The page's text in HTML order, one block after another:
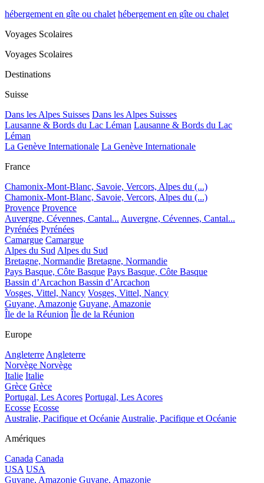
hébergement en gîte ou chalet hébergement en gîte ou chalet
Voyages Scolaires
Voyages Scolaires
Destinations
Suisse
Dans les Alpes Suisses Dans les Alpes Suisses
Lausanne & Bords du Lac Léman Lausanne & Bords du Lac
Léman
La Genève Internationale La Genève Internationale
France
Chamonix-Mont-Blanc, Savoie, Vercors, Alpes du (...)
Chamonix-Mont-Blanc, Savoie, Vercors, Alpes du (...)
Provence Provence
Auvergne, Cévennes, Cantal... Auvergne, Cévennes, Cantal...
Pyrénées Pyrénées
Camargue Camargue
Alpes du SudAlpes du Sud
Bretagne, Normandie Bretagne, Normandie
Pays Basque, Côte Basque Pays Basque, Côte Basque
Bassin d’Arcachon Bassin d’Arcachon
Vosges, Vittel, Nancy Vosges, Vittel, Nancy
Guyane, Amazonie Guyane, Amazonie
Île de la Réunion Île de la Réunion
Europe
AngleterreAngleterre
Norvège Norvège
Italie Italie
Grèce Grèce
Portugal, Les Acores Portugal, Les Acores
Ecosse Ecosse
Australie, Pacifique et OcéanieAustralie, Pacifique et Océanie
Amériques
Canada Canada
USA USA
Guyane, Amazonie Guyane, Amazonie